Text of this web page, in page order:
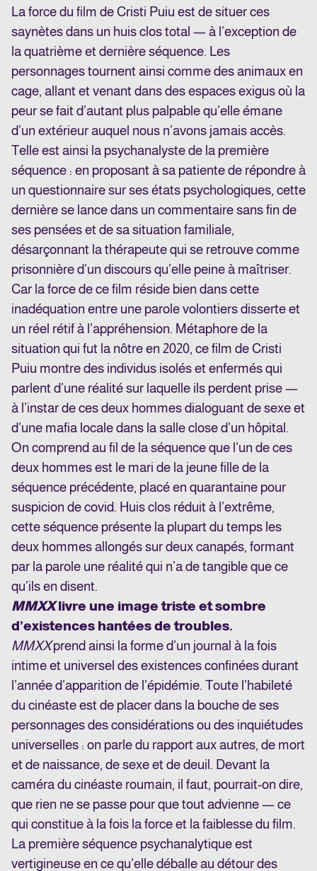
La force du film de Cristi Puiu est de situer ces
saynètes dans un huis clos total — à l’exception de
la quatrième et dernière séquence. Les
personnages tournent ainsi comme des animaux en
cage, allant et venant dans des espaces exigus où la
peur se fait d’autant plus palpable qu’elle émane
d’un extérieur auquel nous n’avons jamais accès.
Telle est ainsi la psychanalyste de la première
séquence : en proposant à sa patiente de répondre à
un questionnaire sur ses états psychologiques, cette
dernière se lance dans un commentaire sans fin de
ses pensées et de sa situation familiale,
désarçonnant la thérapeute qui se retrouve comme
prisonnière d’un discours qu’elle peine à maîtriser.
Car la force de ce film réside bien dans cette
inadéquation entre une parole volontiers disserte et
un réel rétif à l’appréhension. Métaphore de la
situation qui fut la nôtre en 2020, ce film de Cristi
Puiu montre des individus isolés et enfermés qui
parlent d’une réalité sur laquelle ils perdent prise —
à l’instar de ces deux hommes dialoguant de sexe et
d’une mafia locale dans la salle close d’un hôpital.
On comprend au fil de la séquence que l’un de ces
deux hommes est le mari de la jeune fille de la
séquence précédente, placé en quarantaine pour
suspicion de covid. Huis clos réduit à l’extrême,
cette séquence présente la plupart du temps les
deux hommes allongés sur deux canapés, formant
par la parole une réalité qui n’a de tangible que ce
qu’ils en disent.
MMXXlivre une image triste et sombre
d’existences hantées de troubles.
MMXXprend ainsi la forme d’un journal à la fois
intime et universel des existences confinées durant
l’année d’apparition de l’épidémie. Toute l’habileté
du cinéaste est de placer dans la bouche de ses
personnages des considérations ou des inquiétudes
universelles : on parle du rapport aux autres, de mort
et de naissance, de sexe et de deuil. Devant la
caméra du cinéaste roumain, il faut, pourrait-on dire,
que rien ne se passe pour que tout advienne — ce
qui constitue à la fois la force et la faiblesse du film.
La première séquence psychanalytique est
vertigineuse en ce qu’elle déballe au détour des